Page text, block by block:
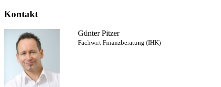
Kontakt
Günter Pitzer
Fachwirt Finanzberatung (IHK)